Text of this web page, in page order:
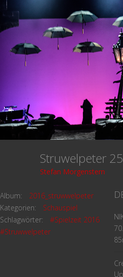
Kontakt
Struwelpeter 25
Stefan Morgenstern
Album:
2016_struwwelpeter
Kategorien:
Schauspiel
Schlagwörter:
#Spielzeit 2016
#Struwwelpeter